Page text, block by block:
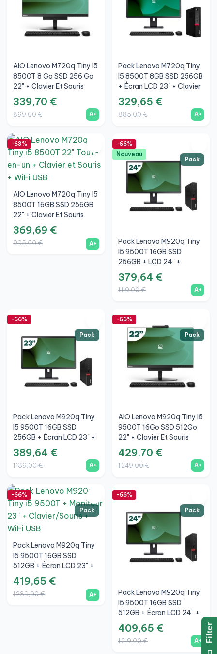
AIO Lenovo M720q Tiny I5
8500T 8 Go SSD 256 Go
22" + Clavier Et Souris
Sans Fil + WiFi
339,70 €
899,00 € A+
Pack Lenovo M720q Tiny
I5 8500T 8GB SSD 256GB
+ Écran LCD 23" + Clavier
Et Souris Sans Fil + WiFi
329,65 €
885,00 € A+
-63%
AIO Lenovo M720q Tiny I5
8500T 16GB SSD 256GB
22" + Clavier Et Souris
Sans Fil + WiFi
369,69 €
995,00 € A+
Pack
-66%
Nouveau
Pack Lenovo M920q Tiny
I5 9500T 16GB SSD
256GB + LCD 24" +
Clavier Et Souris Sans Fil +
WiFi
379,64 €
1 119,00 € A+
Pack
-66%
Pack Lenovo M920q Tiny
I5 9500T 16GB SSD
256GB + Écran LCD 23" +
Clavier Et Souris Sans Fil +
WiFi
389,64 €
1 139,00 € A+
Pack
-66%
AIO Lenovo M920q Tiny I5
9500T 16Go SSD 512Go
22" + Clavier Et Souris
Sans Fil + WiFi
429,70 €
1 249,00 € A+
Pack
-66%
Pack Lenovo M920q Tiny
I5 9500T 16GB SSD
512GB + Écran LCD 23" +
Clavier Et Souris Sans Fil +
WiFi
419,65 €
1 239,00 € A+
Pack
-66%
Pack Lenovo M920q Tiny
I5 9500T 16GB SSD
512GB + Écran LCD 24" +
Clavier Et Souris Sans Fil +
WiFi
409,65 €
1 219,00 € A+ R